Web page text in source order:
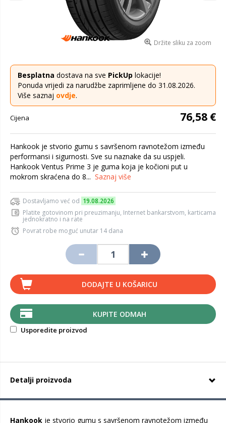
Držite sliku za zoom
Besplatna dostava na sve PickUp lokacije!
Ponuda vrijedi za narudžbe zaprimljene do 31.08.2026.
Više saznaj ovdje.
Cijena 76,58 €
Hankook je stvorio gumu s savršenom ravnotežom između
performansi i sigurnosti. Sve su naznake da su uspjeli.
Hankook Ventus Prime 3 je guma koja je kočioni put u
mokrom skraćena do 8... Saznaj više
Dostavljamo već od 19.08.2026
Platite gotovinom pri preuzimanju, Internet bankarstvom, karticama
jednokratno i na rate
Povrat robe moguć unutar 14 dana
DODAJTE U KOŠARICU
KUPITE ODMAH
Usporedite proizvod
Detalji proizvoda
Hankook je stvorio gumu s savršenom ravnotežom između